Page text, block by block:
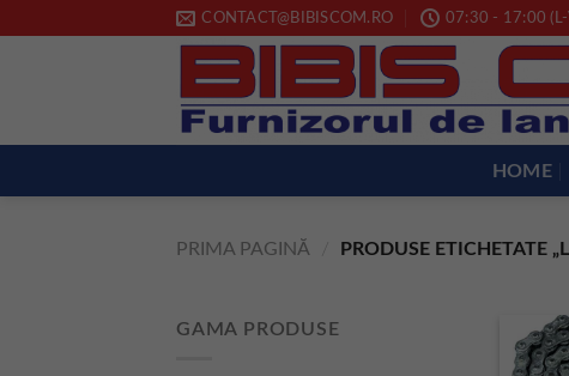
CONTACT@BIBISCOM.RO 07:30 - 17:00 (L-
HOME
PRIMA PAGINĂ PRODUSE ETICHETATE
GAMA PRODUSE